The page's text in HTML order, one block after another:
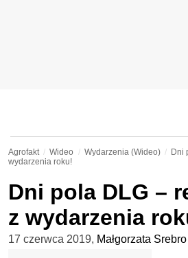
Agrofakt Wideo Wydarzenia (Wideo)
Dni
wydarzenia roku!
Dni pola DLG –
z wydarzenia
17 czerwca 2019, Małgorzata Srebro